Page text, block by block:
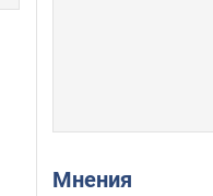
Мнения